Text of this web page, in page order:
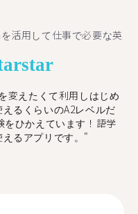
活用して仕事で必要な英
star
変えたくて利用しはじめ
るくらいのA2レベルだ
をひかえています！語学
るアプリです。"